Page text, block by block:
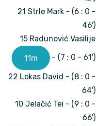
21 Strle Mark - (6 : 0 -
46')
15 Radunović Vasilije
11m - (7 : 0 - 61')
22 Lokas David - (8 : 0 -
64')
10 Jelačić Tei - (9 : 0 -
66')